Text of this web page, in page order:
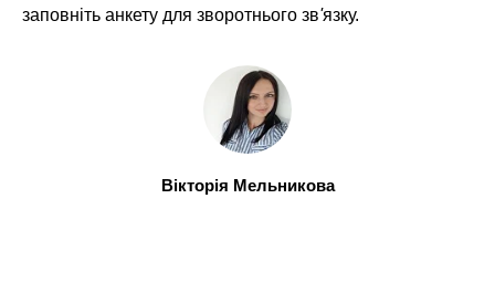
заповніть анкету для зворотнього зв'язку.
Вікторія Мельникова